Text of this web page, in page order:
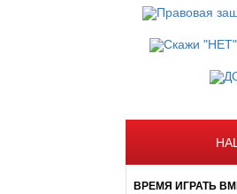
ВРЕМЯ ИГРАТЬ